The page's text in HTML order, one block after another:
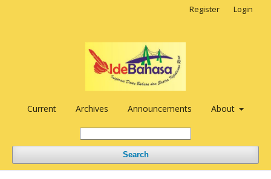
Current Archives Announcements About
Search
Register Login